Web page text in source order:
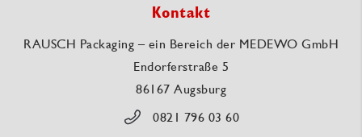
Kontakt
RAUSCH Packaging – ein Bereich der MEDEWO GmbH
Endorferstraße 5
86167 Augsburg
0821 796 03 60